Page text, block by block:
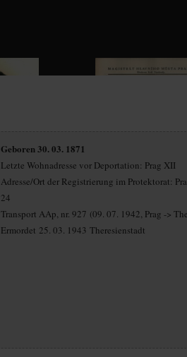
Geboren 30. 03. 1871
Letzte Wohnadresse vor Deportation: Prag XII
Adresse/Ort der Registrierung im Protektorat:
24
Transport AAp, nr. 927 (09. 07. 1942, Prag ->
Ermordet 25. 03. 1943 Theresienstadt